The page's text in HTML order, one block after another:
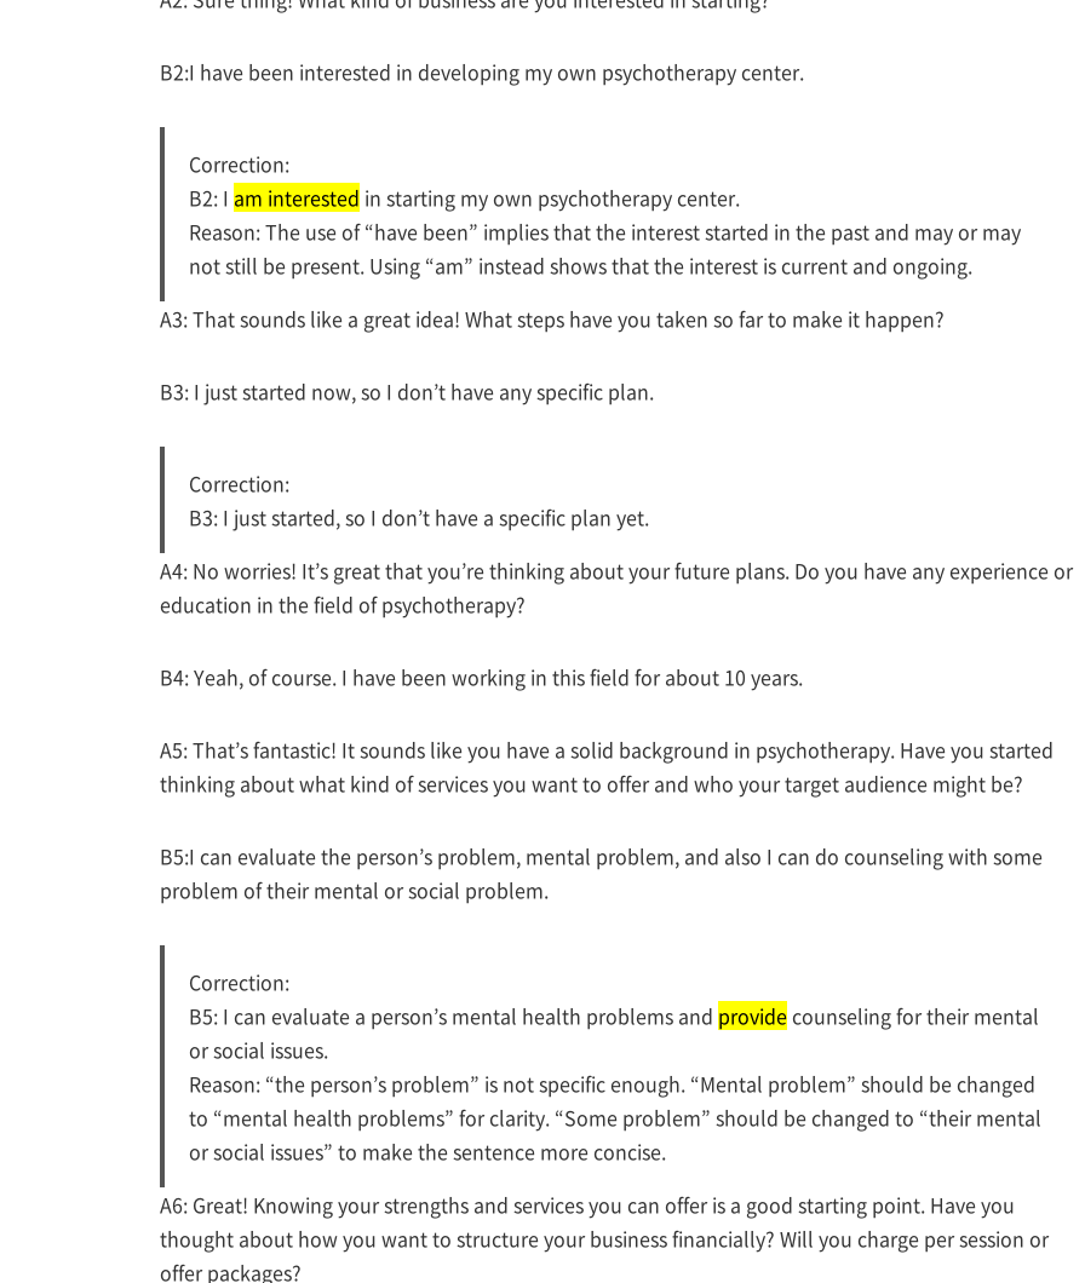
B2:I have been interested in developing my own psychotherapy center.
Correction:
B2: I am interested in starting my own psychotherapy center.
Reason: The use of “have been” implies that the interest started in the past and may or may
not still be present. Using “am” instead shows that the interest is current and ongoing.
A3: That sounds like a great idea! What steps have you taken so far to make it happen?
B3: I just started now, so I don’t have any specific plan.
Correction:
B3: I just started, so I don’t have a specific plan yet.
A4: No worries! It’s great that you’re thinking about your future plans. Do you have any experience or
education in the field of psychotherapy?
B4: Yeah, of course. I have been working in this field for about 10 years.
A5: That’s fantastic! It sounds like you have a solid background in psychotherapy. Have you started
thinking about what kind of services you want to offer and who your target audience might be?
B5:I can evaluate the person’s problem, mental problem, and also I can do counseling with some
problem of their mental or social problem.
Correction:
B5: I can evaluate a person’s mental health problems and providecounseling for their mental
or social issues.
Reason: “the person’s problem” is not specific enough. “Mental problem” should be changed
to “mental health problems” for clarity. “Some problem” should be changed to “their mental
or social issues” to make the sentence more concise.
A6: Great! Knowing your strengths and services you can offer is a good starting point. Have you
thought about how you want to structure your business financially? Will you charge per session or
offer packages?